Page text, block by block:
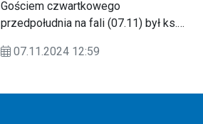
Gościem czwartkowego
przedpołudnia na fali (07.11) był ks.
dzieł misyjnych i koordynator projektu
ostatnim wyjeździe na Madagaskar,
07.11.2024 12:59